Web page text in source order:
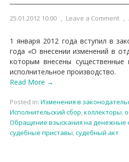
25.01.2012 10:00 , Leave a Comment ,
1 января 2012 года вступил в
года «О внесении изменений в
которым внесены существенные
исполнительное производство.
Read More →
Posted in: Изменения в
Исполнительский сбор,коллекторы,
Обращение взыскания на денежные
судебные приставы,судебный акт